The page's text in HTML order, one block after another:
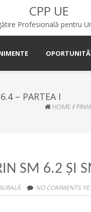
CPP UE
Profesională pentru
– PARTEA I
HOME /
SM 6.2 ȘI
NO COMMENTS